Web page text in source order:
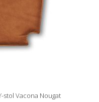
stol Vacona Nougat